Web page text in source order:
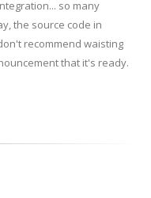
so many
the source code in
recommend waisting
that it's ready.